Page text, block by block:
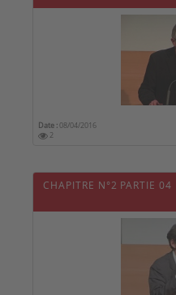
Date :08/04/2016
2
CHAPITRE N°2 PARTIE 04